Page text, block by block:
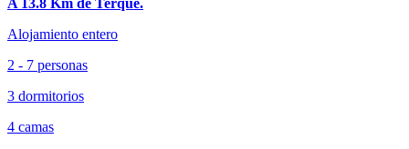
A 13.8 Km de Terque.
Alojamiento entero
2 - 7 personas
3 dormitorios
4 camas